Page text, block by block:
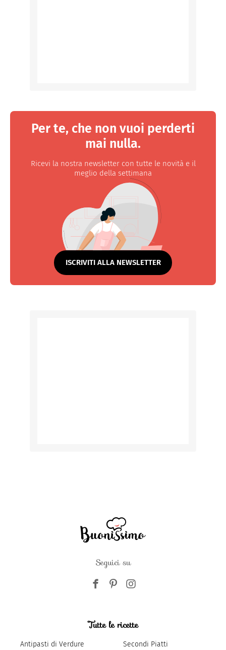
Per te, che non vuoi perderti
mai nulla.
Ricevi la nostra newsletter con tutte le novità e il
meglio della settimana
ISCRIVITI ALLA NEWSLETTER
Seguici su
Tutte le ricette
Antipasti di Verdure
Secondi Piatti